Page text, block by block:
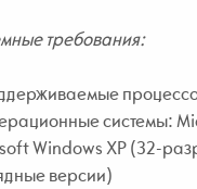
требования:
системы:
Windows XP (32-
версии)